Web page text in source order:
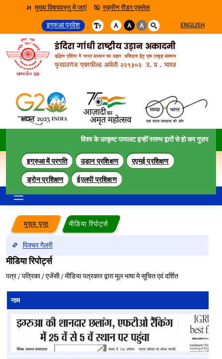
मुख्य विषयवस्तु में जाएं
स्क्रीन रीडर एक्सेस
इग्रुआ प्रवेश
A A A ENGLISH
विश्व के उत्कृष्ट पायलट इन्हीं स्तम्भ द्वारों से हो कर गुज़रते हैं ।
इग्रुआ में प्रगति उड़ान प्रशिक्षण एएमई प्रशिक्षण
ड्रोन प्रशिक्षण ईएलपी प्रशिक्षण
मुख्य पृष्ठ मीडिया रिपोर्ट्स
पिक्चर गैलरी
मीडिया रिपोर्ट्स
पत्र / पत्रिका / एजेंसी / मीडिया पत्रकार द्वारा मूल भाषा मे सूचित एवं दर्शित
नाम